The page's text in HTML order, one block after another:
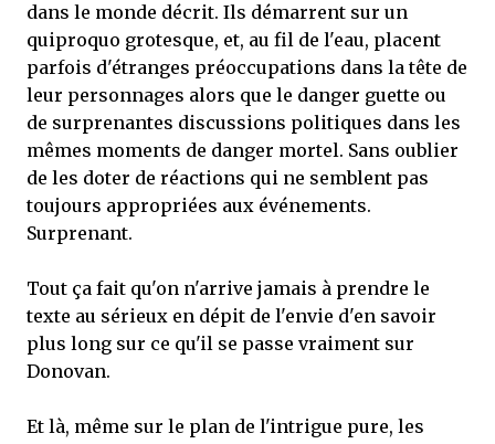
dans le monde décrit. Ils démarrent sur un
quiproquo grotesque, et, au fil de l'eau, placent
parfois d'étranges préoccupations dans la tête de
leur personnages alors que le danger guette ou
de surprenantes discussions politiques dans les
mêmes moments de danger mortel. Sans oublier
de les doter de réactions qui ne semblent pas
toujours appropriées aux événements.
Surprenant.
Tout ça fait qu'on n'arrive jamais à prendre le
texte au sérieux en dépit de l'envie d'en savoir
plus long sur ce qu'il se passe vraiment sur
Donovan.
Et là, même sur le plan de l'intrigue pure, les